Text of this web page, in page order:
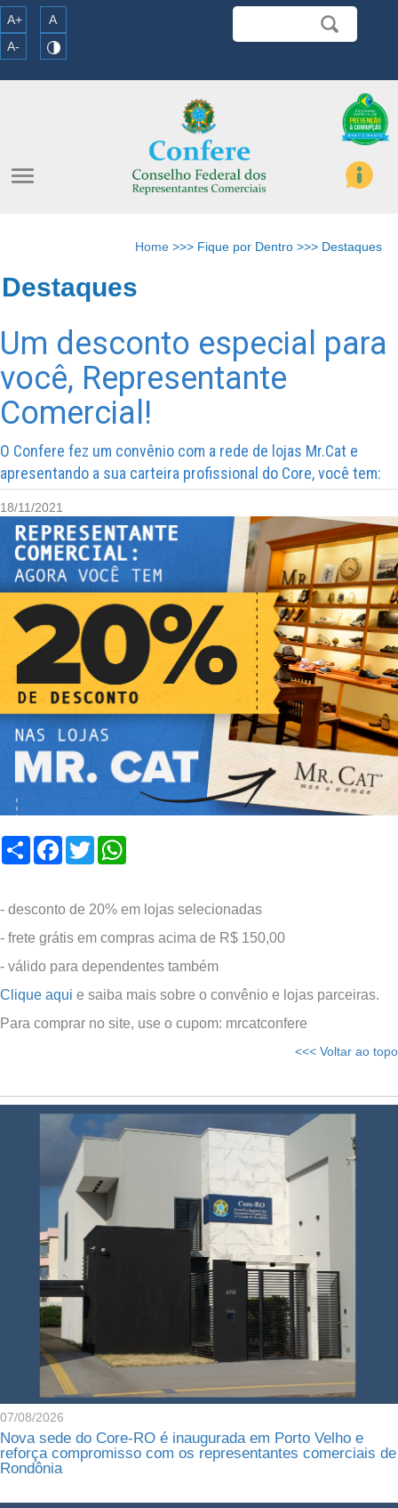
A+
A
A-
menu
Home >>> Fique por Dentro >>> Destaques
Destaques
Um desconto especial para
você, Representante
Comercial!
O Confere fez um convênio com a rede de lojas Mr.Cat e
apresentando a sua carteira profissional do Core, você tem:
18/11/2021
Compartilhar
Facebook
Twitter
- desconto de 20% em lojas selecionadas
- frete grátis em compras acima de R$ 150,00
- válido para dependentes também
Clique aqui e saiba mais sobre o convênio e lojas parceiras.
Para comprar no site, use o cupom: mrcatconfere
<<< Voltar ao topo
07/08/2026
Nova sede do Core-RO é inaugurada em Porto Velho e
reforça compromisso com os representantes comerciais de
Rondônia